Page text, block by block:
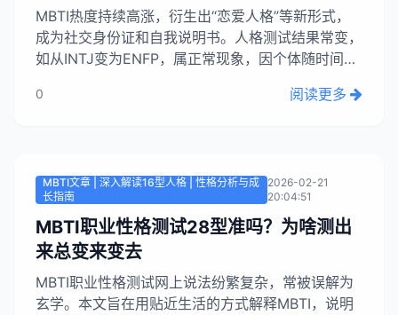
MBTI热度持续高涨，衍生出“恋爱人格”等新形式，
成为社交身份证和自我说明书。人格测试结果常变，
如从INTJ变为ENFP，属正常现象，因个体随时间变
理解并运用这一“自我说明书”。...
0 阅读更多
MBTI文章 | 深入解读16型人格 | 性格分析与成
长指南
2026-02-21
20:04:51
MBTI职业性格测试28型准吗？为啥测出
来总变来变去
MBTI职业性格测试网上说法纷繁复杂，常被误解为
玄学。本文旨在用贴近生活的方式解释MBTI，说明